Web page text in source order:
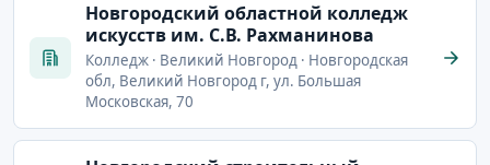
Новгородский областной колледж
искусств им. С.В. Рахманинова
Колледж · Великий Новгород · Новгородская
обл, Великий Новгород г, ул. Большая
Московская, 70